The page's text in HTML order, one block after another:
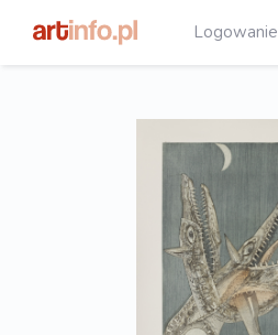
Logowanie